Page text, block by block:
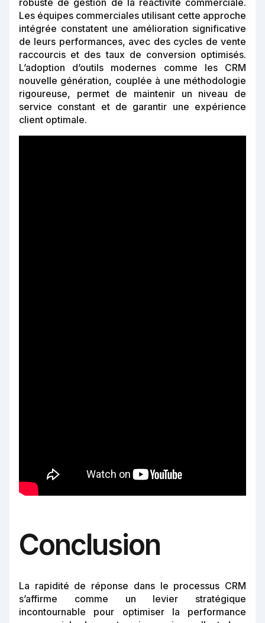
robuste de gestion de la réactivité commerciale.
Les équipes commerciales utilisant cette approche
intégrée constatent une amélioration significative
de leurs performances, avec des cycles de vente
raccourcis et des taux de conversion optimisés.
L’adoption d’outils modernes comme les CRM
nouvelle génération, couplée à une méthodologie
rigoureuse, permet de maintenir un niveau de
service constant et de garantir une expérience
client optimale.
Conclusion
La rapidité de réponse dans le processus CRM
s’affirme comme un levier stratégique
incontournable pour optimiser la performance